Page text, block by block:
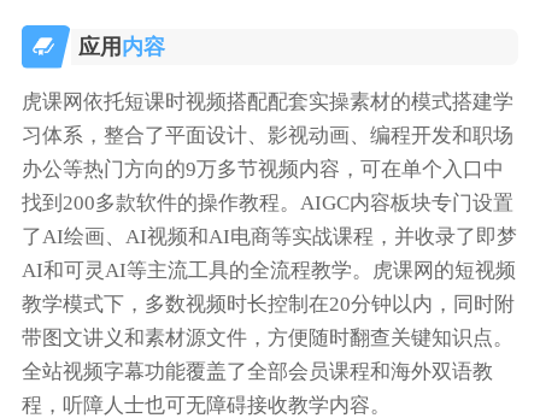
应用 内容
虎课网依托短课时视频搭配配套实操素材的模式搭建学
习体系，整合了平面设计、影视动画、编程开发和职场
办公等热门方向的9万多节视频内容，可在单个入口中
找到200多款软件的操作教程。AIGC内容板块专门设置
了AI绘画、AI视频和AI电商等实战课程，并收录了即梦
AI和可灵AI等主流工具的全流程教学。虎课网的短视频
教学模式下，多数视频时长控制在20分钟以内，同时附
带图文讲义和素材源文件，方便随时翻查关键知识点。
全站视频字幕功能覆盖了全部会员课程和海外双语教
程，听障人士也可无障碍接收教学内容。